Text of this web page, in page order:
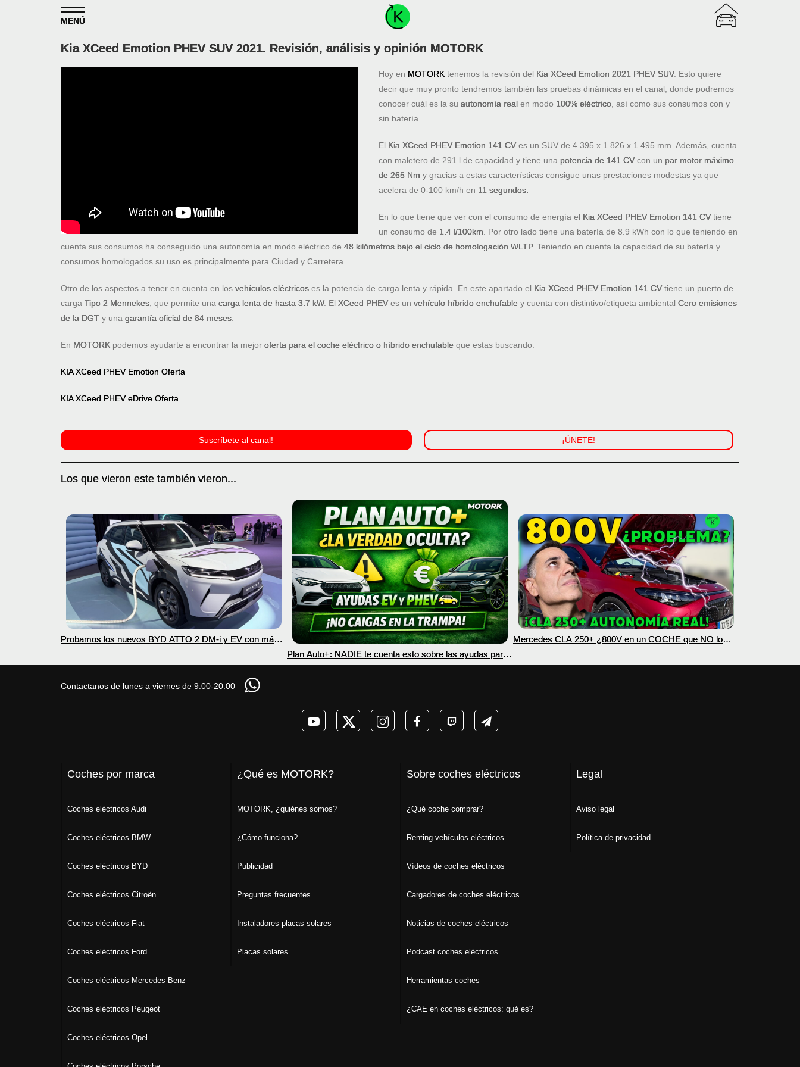
MENÚ
Kia XCeed Emotion PHEV SUV 2021. Revisión, análisis y opinión MOTORK
Hoy en MOTORK tenemos la revisión del Kia XCeed Emotion 2021 PHEV SUV. Esto quiere
decir que muy pronto tendremos también las pruebas dinámicas en el canal, donde podremos
conocer cuál es la suautonomía real en modo 100% eléctrico, así como sus consumos con y
sin batería.
El Kia XCeed PHEV Emotion 141 CVes un SUV de 4.395 x 1.826 x 1.495 mm. Además, cuenta
con maletero de 291 l de capacidad y tiene unapotencia de 141 CVcon unpar motor máximo
de 265 Nm y gracias a estas características consigue unas prestaciones modestas ya que
acelera de 0-100 km/h en 11 segundos.
En lo que tiene que ver con el consumo de energía el Kia XCeed PHEV Emotion 141 CVtiene
un consumo de 1.4 l/100km. Por otro lado tiene una batería de 8.9 kWh con lo que teniendo en
cuenta sus consumos ha conseguido una autonomía en modo eléctrico de 48 kilómetros bajo el ciclo de homologación WLTP. Teniendo en cuenta la capacidad de su batería y
consumos homologados su uso es principalmente para Ciudad y Carretera.
Otro de los aspectos a tener en cuenta en los vehículos eléctricos es la potencia de carga lenta y rápida. En este apartado el Kia XCeed PHEV Emotion 141 CVtiene un puerto de
carga Tipo 2 Mennekes, que permite una carga lenta de hasta 3.7 kW. El XCeed PHEVes un vehículo híbrido enchufable y cuenta con distintivo/etiqueta ambiental Cero emisiones
de la DGT y una garantía oficial de 84 meses.
En MOTORK podemos ayudarte a encontrar la mejor oferta para el coche eléctrico o híbrido enchufable que estas buscando.
KIA XCeed PHEV Emotion Oferta
KIA XCeed PHEV eDrive Oferta
Suscríbete al canal! ¡ÚNETE!
Los que vieron este también vieron...
Probamos los nuevos BYD ATTO 2 DM-i y EV con más
Plan Auto+: NADIE te cuenta esto sobre las ayudas para
coches eléctricos y PHEV 2026
Mercedes CLA 250+ ¿800V en un COCHE que NO lo
Contactanos de lunes a viernes de 9:00-20:00
Coches por marca
Coches eléctricos Audi
Coches eléctricos BMW
Coches eléctricos BYD
Coches eléctricos Citroën
Coches eléctricos Fiat
Coches eléctricos Ford
Coches eléctricos Mercedes-Benz
Coches eléctricos Peugeot
Coches eléctricos Opel
¿Qué es MOTORK?
MOTORK, ¿quiénes somos?
¿Cómo funciona?
Publicidad
Preguntas frecuentes
Instaladores placas solares
Placas solares
Sobre coches eléctricos
¿Qué coche comprar?
Renting vehículos eléctricos
Vídeos de coches eléctricos
Cargadores de coches eléctricos
Noticias de coches eléctricos
Podcast coches eléctricos
Herramientas coches
¿CAE en coches eléctricos: qué es?
Legal
Aviso legal
Política de privacidad